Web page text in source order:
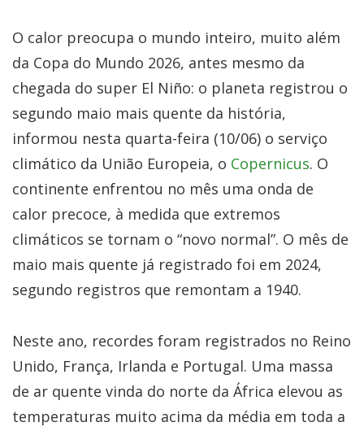
O calor preocupa o mundo inteiro, muito além
da Copa do Mundo 2026, antes mesmo da
chegada do super El Niño: o planeta registrou o
segundo maio mais quente da história,
informou nesta quarta-feira (10/06) o serviço
climático da União Europeia, o Copernicus. O
continente enfrentou no mês uma onda de
calor precoce, à medida que extremos
climáticos se tornam o “novo normal”. O mês de
maio mais quente já registrado foi em 2024,
segundo registros que remontam a 1940.
Neste ano, recordes foram registrados no Reino
Unido, França, Irlanda e Portugal. Uma massa
de ar quente vinda do norte da África elevou as
temperaturas muito acima da média em toda a